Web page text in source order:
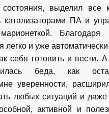
выделил все
катализаторами ПА и
Благодаря
и уже
себя готовить и вести.
беда, как
уверенности,
любых ситуаций и
активной и